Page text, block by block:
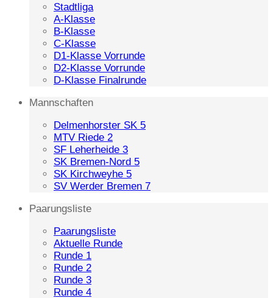
Stadtliga
A-Klasse
B-Klasse
C-Klasse
D1-Klasse Vorrunde
D2-Klasse Vorrunde
D-Klasse Finalrunde
Mannschaften
Delmenhorster SK 5
MTV Riede 2
SF Leherheide 3
SK Bremen-Nord 5
SK Kirchweyhe 5
SV Werder Bremen 7
Paarungsliste
Paarungsliste
Aktuelle Runde
Runde 1
Runde 2
Runde 3
Runde 4